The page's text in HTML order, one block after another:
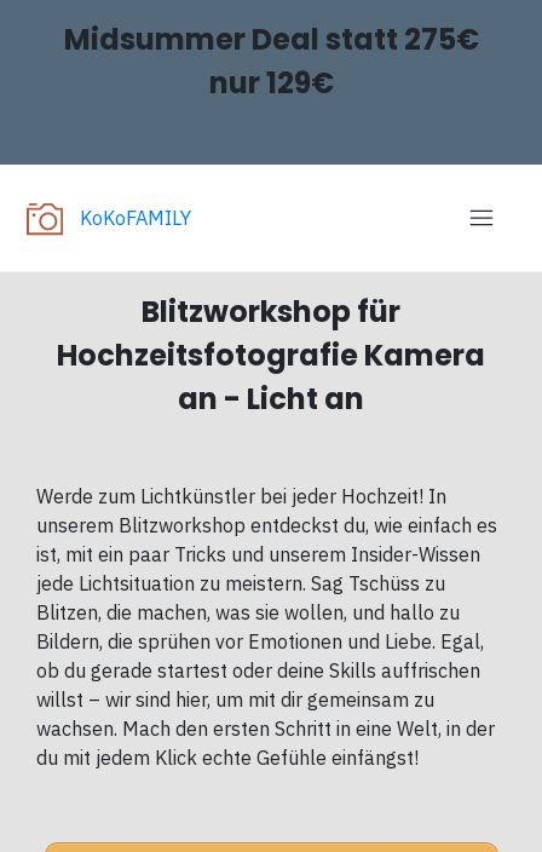
Midsummer Deal statt 275€
nur 129€
KoKoFAMILY
Blitzworkshop für
Hochzeitsfotografie Kamera
an - Licht an
Werde zum Lichtkünstler bei jeder Hochzeit! In
unserem Blitzworkshop entdeckst du, wie einfach es
ist, mit ein paar Tricks und unserem Insider-Wissen
jede Lichtsituation zu meistern. Sag Tschüss zu
Blitzen, die machen, was sie wollen, und hallo zu
Bildern, die sprühen vor Emotionen und Liebe. Egal,
ob du gerade startest oder deine Skills auffrischen
willst – wir sind hier, um mit dir gemeinsam zu
wachsen. Mach den ersten Schritt in eine Welt, in der
du mit jedem Klick echte Gefühle einfängst!